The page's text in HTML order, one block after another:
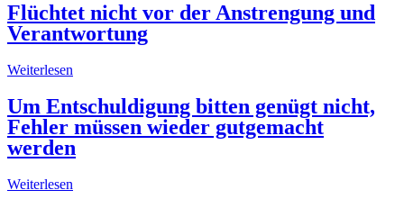
Flüchtet nicht vor der Anstrengung und
Verantwortung
Weiterlesen
Um Entschuldigung bitten genügt nicht,
Fehler müssen wieder gutgemacht
werden
Weiterlesen